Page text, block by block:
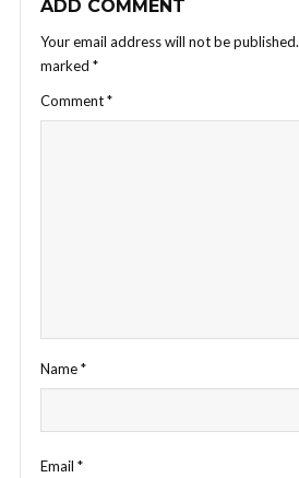
ADD COMMENT
Your email address will not be published.
marked *
Comment*
Name*
Email *